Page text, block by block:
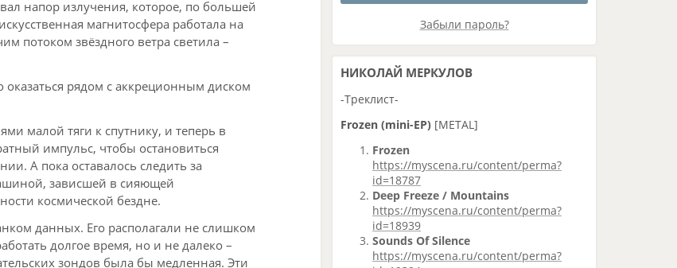
напор излучения, которое, по большей
магнитосфера работала на
потоком звёздного ветра светила –
оказаться рядом с аккреционным диском
малой тяги к спутнику, и теперь в
импульс, чтобы остановиться
А пока оставалось следить за
зависшей в сияющей
космической бездне.
данных. Его располагали не слишком
долгое время, но и не далеко –
зондов была бы медленная. Эти
Забыли пароль?
НИКОЛАЙ МЕРКУЛОВ
-Треклист-
Frozen (mini-EP) [METAL]
Frozen
https://myscena.ru/content/perma?
id=18787
Deep Freeze / Mountains
https://myscena.ru/content/perma?
id=18939
Sounds Of Silence
https://myscena.ru/content/perma?